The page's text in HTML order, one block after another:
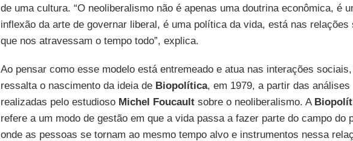
de uma cultura. “O neoliberalismo não é apenas uma doutrina econômica, é
inflexão da arte de governar liberal, é uma política da vida, está nas relações
que nos atravessam o tempo todo”, explica.
Ao pensar como esse modelo está entremeado e atua nas interações sociais,
ressalta o nascimento da ideia de Biopolítica, em 1979, a partir das análises
realizadas pelo estudioso Michel Foucaultsobre o neoliberalismo. A
refere a um modo de gestão em que a vida passa a fazer parte do campo do
onde as pessoas se tornam ao mesmo tempo alvo e instrumentos nessa